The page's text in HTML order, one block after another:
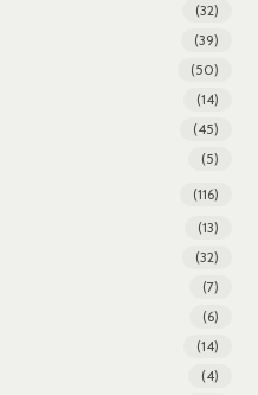
(32)
(39)
(50)
(14)
(45)
(5)
(116)
(13)
(32)
(7)
(6)
(14)
(4)